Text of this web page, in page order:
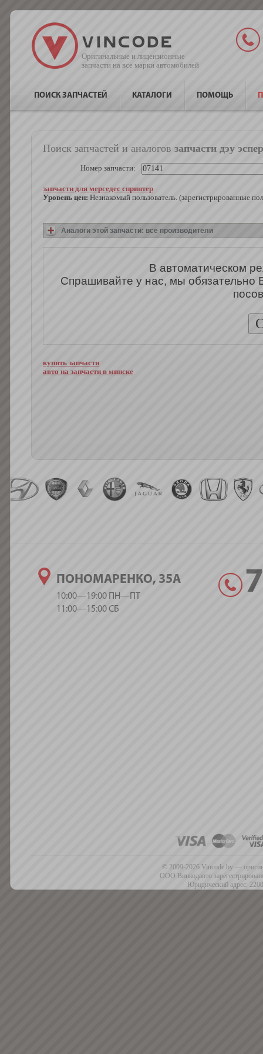
Оригинальные и лицензионные
запчасти на все марки автомобилей
ПОИСК ЗАПЧАСТЕЙ КАТАЛОГИ ПОМОЩЬ
Поиск запчастей и аналогов запчасти дэу
Номер запчасти:
запчасти для мерседес спринтер
Уровень цен: Незнакомый пользователь. (зарегистрированные
Аналоги этой запчасти: все производители
В автоматическом
Спрашивайте у нас, мы
купить запчасти
авто на запчасти в минске
ПОНОМАРЕНКО, 35А
10:00—19:00 ПН—ПТ
11:00—15:00 СБ
© 2009-2026 Vincode.by —
ООО Винкодавто
Юридический адрес: